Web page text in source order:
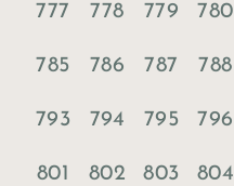
777 778 779 780
785 786 787 788
793 794 795 796
801 802 803 804